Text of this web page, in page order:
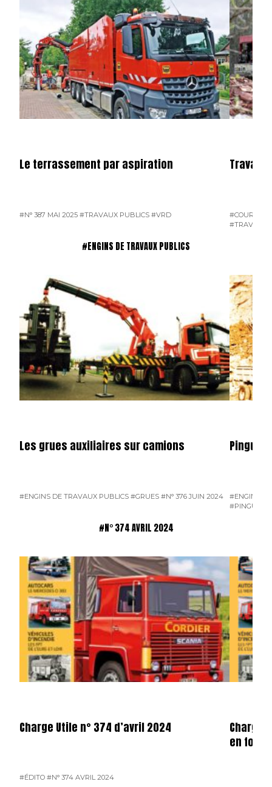
Le terrassement par aspiration
#N° 387 MAI 2025 #TRAVAUX PUBLICS #VRD
#COURRIER
#TRAVAUX
#ENGINS DE TRAVAUX PUBLICS
Les grues auxiliaires sur camions
#ENGINS DE TRAVAUX PUBLICS #GRUES #N° 376 JUIN 2024
Pinguely
#ENGINS
#PINGUELY
#N° 374 AVRIL 2024
Charge Utile n° 374 d’avril 2024
#ÉDITO #N° 374 AVRIL 2024
Charge
en